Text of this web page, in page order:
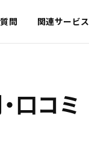
問 関連サービス
口コミ